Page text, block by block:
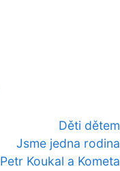
Děti dětem
Jsme jedna rodina
Petr Koukal a Kometa